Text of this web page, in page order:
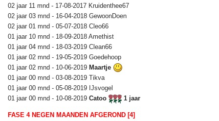
02 jaar 11 mnd - 17-08-2017 Kruidenthee67
02 jaar 03 mnd - 16-04-2018 GewoonDoen
02 jaar 01 mnd - 05-07-2018 Cleo66
01 jaar 10 mnd - 18-09-2018 Amethist
01 jaar 04 mnd - 18-03-2019 Clean66
01 jaar 02 mnd - 19-05-2019 Goedehoop
01 jaar 02 mnd - 10-06-2019 Maartje
01 jaar 00 mnd - 03-08-2019 Tikva
01 jaar 00 mnd - 05-08-2019 IJsvogel
01 jaar 00 mnd - 10-08-2019 Catoo 1 jaar
FASE 4 NEGEN MAANDEN AFGEROND [4]